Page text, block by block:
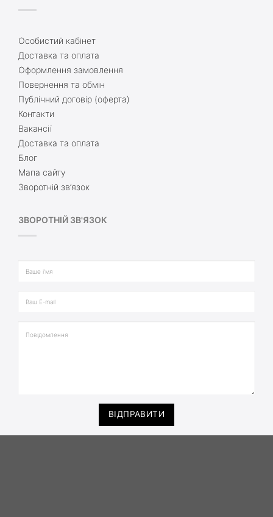
Особистий кабінет
Доставка та оплата
Оформлення замовлення
Повернення та обмін
Публічний договір (оферта)
Контакти
Вакансії
Доставка та оплата
Блог
Мапа сайту
Зворотній зв’язок
ЗВОРОТНІЙ ЗВ'ЯЗОК
ВІДПРАВИТИ